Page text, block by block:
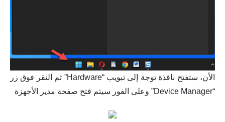
الأن، ستفتح نافذة توجة إلى تبويب “Hardware” ثم النقر فوق زر
“Device Manager” وعلى الفور سيتم فتح صفحة مدير الأجهزة